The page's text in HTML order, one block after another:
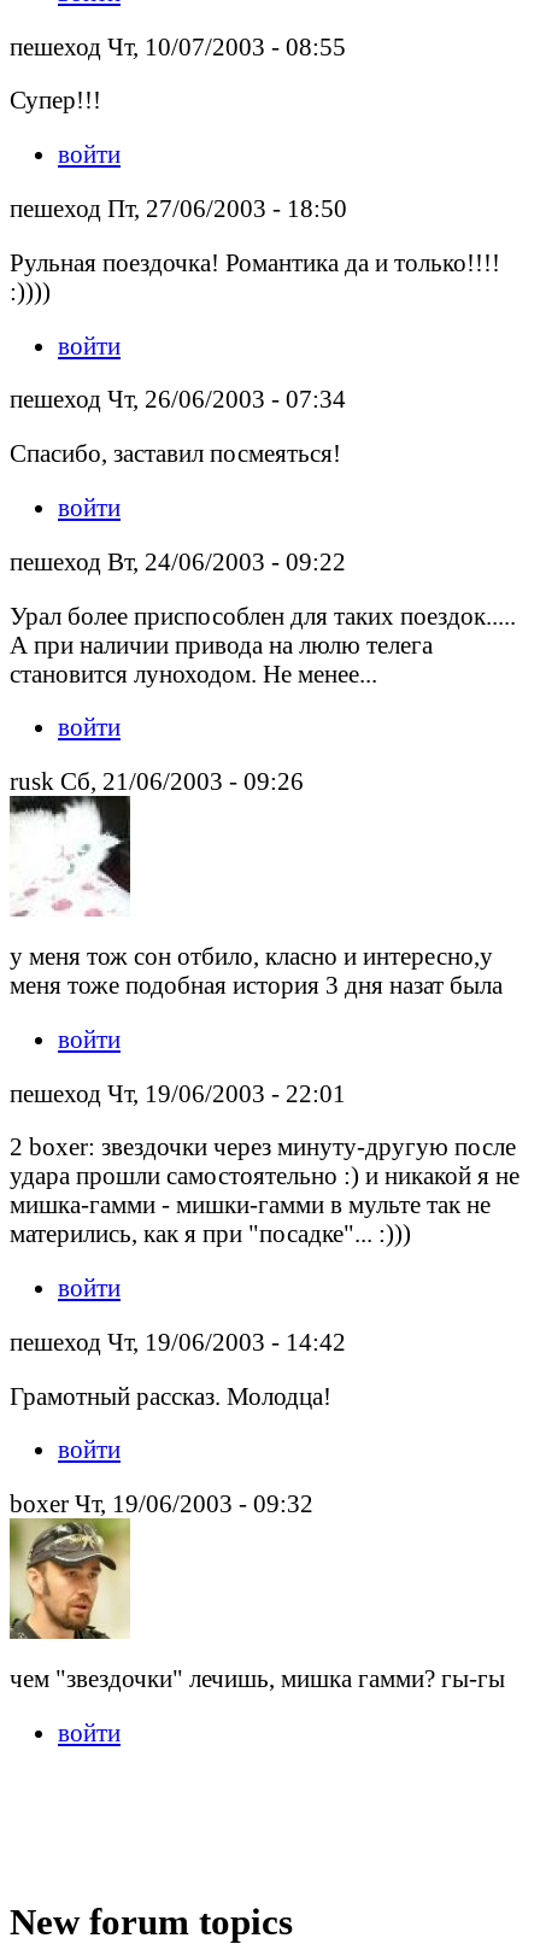
пешеход Чт, 10/07/2003 - 08:55
Супер!!!
войти
пешеход Пт, 27/06/2003 - 18:50
Рульная поездочка! Романтика да и только!!!!
:))))
войти
пешеход Чт, 26/06/2003 - 07:34
Спасибо, заставил посмеяться!
войти
пешеход Вт, 24/06/2003 - 09:22
Урал более приспособлен для таких поездок.....
А при наличии привода на люлю телега
становится луноходом. Не менее...
войти
rusk Сб, 21/06/2003 - 09:26
у меня тож сон отбило, класно и интересно,у
меня тоже подобная история 3 дня назат была
войти
пешеход Чт, 19/06/2003 - 22:01
2 boxer: звездочки через минуту-другую после
удара прошли самостоятельно :) и никакой я не
мишка-гамми - мишки-гамми в мульте так не
матерились, как я при "посадке"... :)))
войти
пешеход Чт, 19/06/2003 - 14:42
Грамотный рассказ. Молодца!
войти
boxer Чт, 19/06/2003 - 09:32
чем "звездочки" лечишь, мишка гамми? гы-гы
войти
New forum topics